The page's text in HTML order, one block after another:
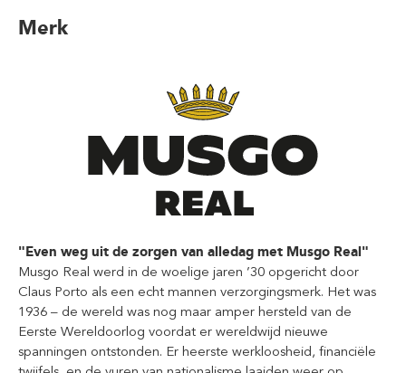
Merk
"Even weg uit de zorgen van alledag met Musgo Real"
Musgo Real werd in de woelige jaren ’30 opgericht door
Claus Porto als een echt mannen verzorgingsmerk. Het was
1936 – de wereld was nog maar amper hersteld van de
Eerste Wereldoorlog voordat er wereldwijd nieuwe
spanningen ontstonden. Er heerste werkloosheid, financiële